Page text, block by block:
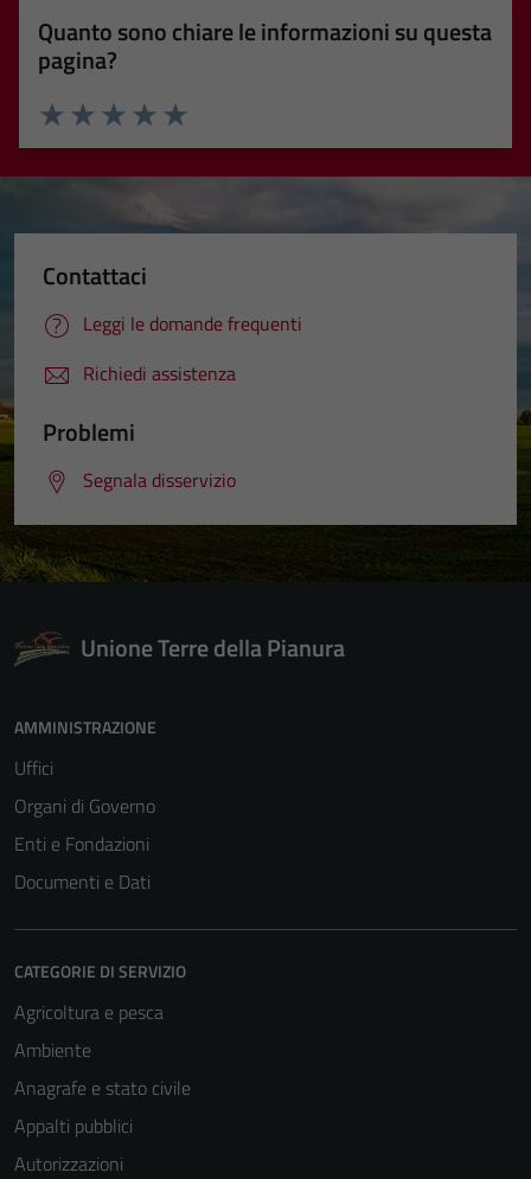
Quanto sono chiare le informazioni su questa
pagina?
Valuta 5 stelle su 5
Valuta 4 stelle su 5
Valuta 3 stelle su 5
Valuta 2 stelle su 5
Valuta 1 stelle su 5
Contattaci
Leggi le domande frequenti
Richiedi assistenza
Problemi
Segnala disservizio
Unione Terre della Pianura
AMMINISTRAZIONE
Uffici
Organi di Governo
Enti e Fondazioni
Documenti e Dati
CATEGORIE DI SERVIZIO
Agricoltura e pesca
Ambiente
Anagrafe e stato civile
Appalti pubblici
Autorizzazioni